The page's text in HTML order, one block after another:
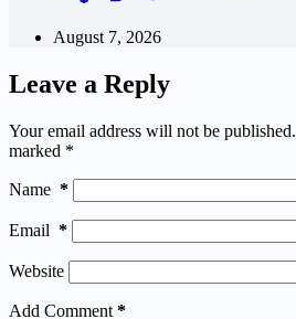
August 7, 2026
Leave a Reply
Your email address will not be published.
marked *
Name *
Email *
Website
Add Comment *